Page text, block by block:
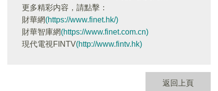
更多精彩内容，請點擊：
財華網(https://www.finet.hk/)
財華智庫網(https://www.finet.com.cn)
現代電視FINTV(http://www.fintv.hk)
返回上頁